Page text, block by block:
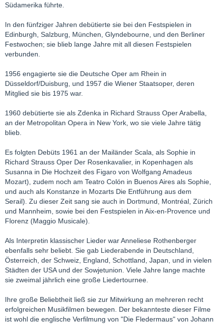
Südamerika führte.
In den fünfziger Jahren debütierte sie bei den Festspielen in
Edinburgh, Salzburg, München, Glyndebourne, und den Berliner
Festwochen; sie blieb lange Jahre mit all diesen Festspielen
verbunden.
1956 engagierte sie die Deutsche Oper am Rhein in
Düsseldorf/Duisburg, und 1957 die Wiener Staatsoper, deren
Mitglied sie bis 1975 war.
1960 debütierte sie als Zdenka in Richard Strauss Oper Arabella,
an der Metropolitan Opera in New York, wo sie viele Jahre tätig
blieb.
Es folgten Debüts 1961 an der Mailänder Scala, als Sophie in
Richard Strauss Oper Der Rosenkavalier, in Kopenhagen als
Susanna in Die Hochzeit des Figaro von Wolfgang Amadeus
Mozart), zudem noch am Teatro Colón in Buenos Aires als Sophie,
und auch als Konstanze in Mozarts Die Entführung aus dem
Serail). Zu dieser Zeit sang sie auch in Dortmund, Montréal, Zürich
und Mannheim, sowie bei den Festspielen in Aix-en-Provence und
Florenz (Maggio Musicale).
Als Interpretin klassischer Lieder war Anneliese Rothenberger
ebenfalls sehr beliebt. Sie gab Liederabende in Deutschland,
Österreich, der Schweiz, England, Schottland, Japan, und in vielen
Städten der USA und der Sowjetunion. Viele Jahre lange machte
sie zweimal jährlich eine große Liedertournee.
Ihre große Beliebtheit ließ sie zur Mitwirkung an mehreren recht
erfolgreichen Musikfilmen bewegen. Der bekannteste dieser Filme
ist wohl die englische Verfilmung von "Die Fledermaus" von Johann